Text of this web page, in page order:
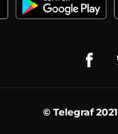
© Telegraf 2021